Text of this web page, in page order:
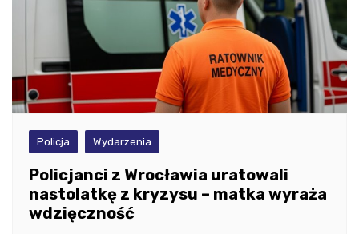
Policja Wydarzenia
Policjanci z Wrocławia uratowali
nastolatkę z kryzysu – matka wyraża
wdzięczność